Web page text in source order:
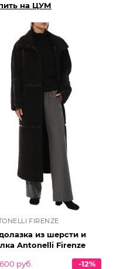
на ЦУМ
FIRENZE
из шерсти и
Antonelli Firenze
руб.
-12%